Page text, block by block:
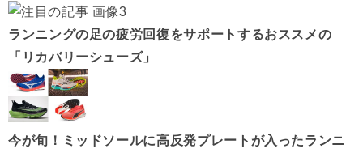
ランニングの足の疲労回復をサポートするおススメの
「リカバリーシューズ」
今が旬！ミッドソールに高反発プレートが入ったランニ